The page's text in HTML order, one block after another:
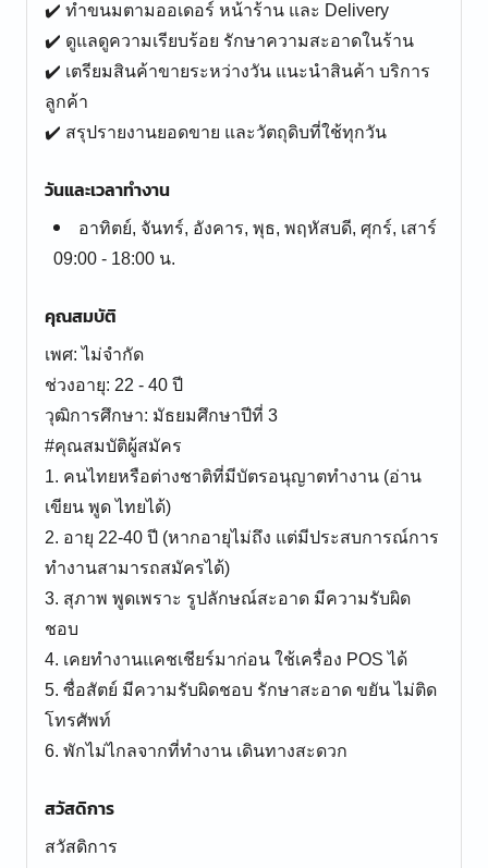
✔️ ทำขนมตามออเดอร์ หน้าร้าน และ Delivery
✔️ ดูแลดูความเรียบร้อย รักษาความสะอาดในร้าน
✔️ เตรียมสินค้าขายระหว่างวัน แนะนำสินค้า บริการ
ลูกค้า
✔️ สรุปรายงานยอดขาย และวัตถุดิบที่ใช้ทุกวัน
วันและเวลาทำงาน
อาทิตย์, จันทร์, อังคาร, พุธ, พฤหัสบดี, ศุกร์, เสาร์
09:00 - 18:00 น.
คุณสมบัติ
เพศ: ไม่จำกัด
ช่วงอายุ: 22 - 40 ปี
วุฒิการศึกษา: มัธยมศึกษาปีที่ 3
#คุณสมบัติผู้สมัคร
1. คนไทยหรือต่างชาติที่มีบัตรอนุญาตทำงาน (อ่าน
เขียน พูด ไทยได้)
2. อายุ 22-40 ปี (หากอายุไม่ถึง แต่มีประสบการณ์การ
ทำงานสามารถสมัครได้)
3. สุภาพ พูดเพราะ รูปลักษณ์สะอาด มีความรับผิด
ชอบ
4. เคยทำงานแคชเชียร์มาก่อน ใช้เครื่อง POS ได้
5. ซื่อสัตย์ มีความรับผิดชอบ รักษาสะอาด ขยัน ไม่ติด
โทรศัพท์
6. พักไม่ไกลจากที่ทำงาน เดินทางสะดวก
สวัสดิการ
สวัสดิการ